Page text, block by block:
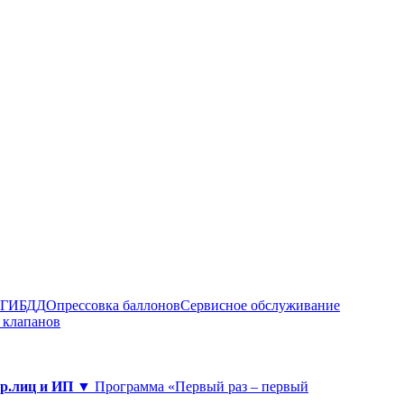
ГИБДДОпрессовка баллоновСервисное обслуживание
и ИП ▼ Программа «Первый раз – первый